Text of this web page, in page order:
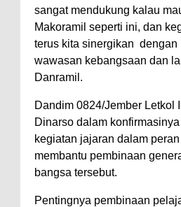
sangat mendukung kalau
Makoramil seperti ini, dan
terus kita sinergikan dengan
wawasan kebangsaan dan
Danramil.
Dandim 0824/Jember Letkol
Dinarso dalam
kegiatan jajaran dalam
membantu pembinaan
bangsa tersebut.
Pentingnya pembinaan